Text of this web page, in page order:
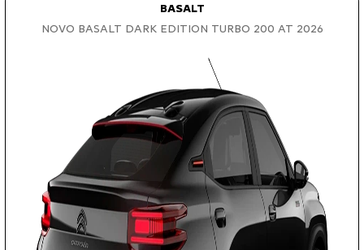
BASALT
NOVO BASALT DARK EDITION TURBO 200 AT 2026